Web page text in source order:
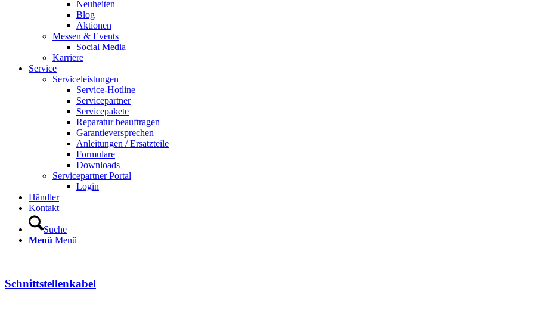
Neuheiten
Blog
Aktionen
Messen & Events
Social Media
Karriere
Service
Serviceleistungen
Service-Hotline
Servicepartner
Servicepakete
Reparatur beauftragen
Garantieversprechen
Anleitungen / Ersatzteile
Formulare
Downloads
Servicepartner Portal
Login
Händler
Kontakt
Suche
Menü Menü
Schnittstellenkabel